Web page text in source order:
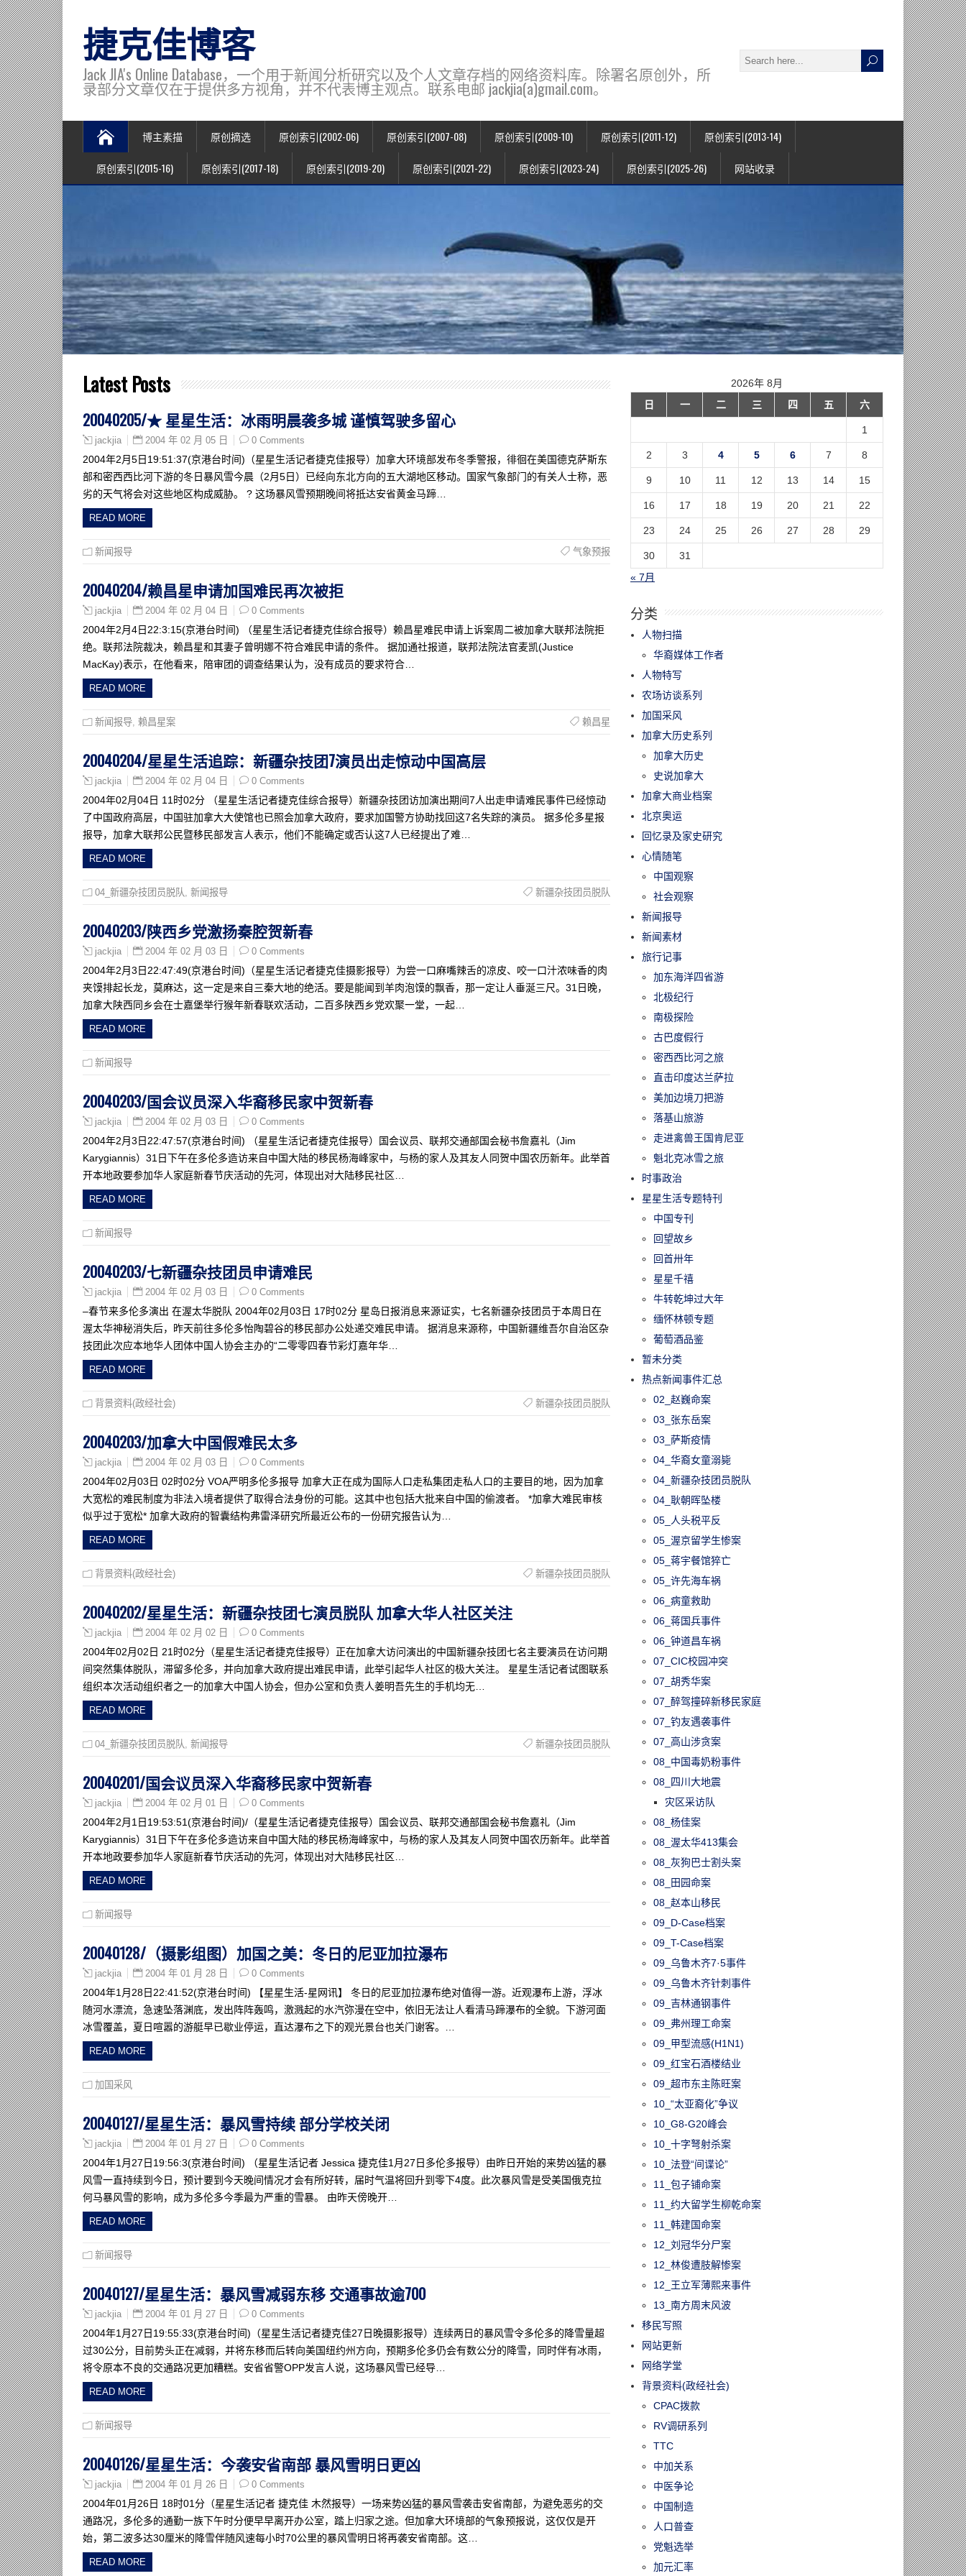
捷克佳博客
Jack JIA's Online Database，一个用于新闻分析研究以及个人文章存档的网络资料库。除署名原创外，所
录部分文章仅在于提供多方视角，并不代表博主观点。联系电邮 jackjia(a)gmail.com。
博主素描 原创摘选 原创索引(2002-06) 原创索引(2007-08) 原创索引(2009-10) 原创索引(2011-12) 原创索引(2013-14)
原创索引(2015-16) 原创索引(2017-18) 原创索引(2019-20) 原创索引(2021-22) 原创索引(2023-24) 原创索引(2025-26) 网站收录
Latest Posts
20040205/★ 星星生活：冰雨明晨袭多城 谨慎驾驶多留心
jackjia 2004 年 02 月 05 日 0 Comments
2004年2月5日19:51:37(京港台时间)（星星生活记者捷克佳报导）加拿大环境部发布冬季警报，徘徊在美国德克萨斯东
部和密西西比河下游的冬日暴风雪今晨（2月5日）已经向东北方向的五大湖地区移动。国家气象部门的有关人士称，恶
劣的天气将会对这些地区构成威胁。 ? 这场暴风雪预期晚间将抵达安省黄金马蹄…
READ MORE
新闻报导 气象预报
20040204/赖昌星申请加国难民再次被拒
jackjia 2004 年 02 月 04 日 0 Comments
2004年2月4日22:3:15(京港台时间) （星星生活记者捷克佳综合报导）赖昌星难民申请上诉案周二被加拿大联邦法院拒
绝。联邦法院裁决，赖昌星和其妻子曾明娜不符合难民申请的条件。 据加通社报道，联邦法院法官麦凯(Justice
MacKay)表示，在他看来，陪审团的调查结果认为，没有成员的要求符合…
READ MORE
新闻报导 赖昌星案 赖昌星
20040204/星星生活追踪：新疆杂技团7演员出走惊动中国高层
jackjia 2004 年 02 月 04 日 0 Comments
2004年02月04日 11时02分 （星星生活记者捷克佳综合报导）新疆杂技团访加演出期间7人出走申请难民事件已经惊动
了中国政府高层，中国驻加拿大大使馆也已照会加拿大政府，要求加国警方协助找回这7名失踪的演员。 据多伦多星报
报导，加拿大联邦公民暨移民部发言人表示，他们不能确定或否认这7人已经提出了难…
READ MORE
04_新疆杂技团员脱队 新闻报导 新疆杂技团员脱队
20040203/陕西乡党激扬秦腔贺新春
jackjia 2004 年 02 月 03 日 0 Comments
2004年2月3日22:47:49(京港台时间)（星星生活记者捷克佳摄影报导）为尝一口麻嘴辣舌的凉皮、咬一口汁浓味香的肉
夹馍排起长龙，莫麻达，这一定是来自三秦大地的绝活。要是能闻到羊肉泡馍的飘香，那一定让人垂涎三尺。31日晚，
加拿大陕西同乡会在士嘉堡举行猴年新春联欢活动，二百多陕西乡党欢聚一堂，一起…
READ MORE
新闻报导
20040203/国会议员深入华裔移民家中贺新春
jackjia 2004 年 02 月 03 日 0 Comments
2004年2月3日22:47:57(京港台时间) （星星生活记者捷克佳报导）国会议员、联邦交通部国会秘书詹嘉礼（Jim
Karygiannis）31日下午在多伦多造访来自中国大陆的移民杨海峰家中，与杨的家人及其友人同贺中国农历新年。此举首
开本地政要参加华人家庭新春节庆活动的先河，体现出对大陆移民社区…
READ MORE
新闻报导
20040203/七新疆杂技团员申请难民
jackjia 2004 年 02 月 03 日 0 Comments
–春节来多伦多演出 在渥太华脱队 2004年02月03日 17时02分 星岛日报消息来源证实，七名新疆杂技团员于本周日在
渥太华神秘消失后，昨天前往多伦多怡陶碧谷的移民部办公处递交难民申请。 据消息来源称，中国新疆维吾尔自治区杂
技团此次应本地华人团体中国人协会主办的“二零零四春节彩灯嘉年华…
READ MORE
背景资料(政经社会) 新疆杂技团员脱队
20040203/加拿大中国假难民太多
jackjia 2004 年 02 月 03 日 0 Comments
2004年02月03日 02时02分 VOA严明多伦多报导 加拿大正在成为国际人口走私集团走私人口的主要目的地，因为加拿
大宽松的难民制度为非法入境者提供了取得合法身份的可能。这其中也包括大批来自中国的偷渡者。 *加拿大难民审核
似乎过于宽松* 加拿大政府的智囊结构弗雷泽研究所最近公布的一份研究报告认为…
READ MORE
背景资料(政经社会) 新疆杂技团员脱队
20040202/星星生活：新疆杂技团七演员脱队 加拿大华人社区关注
jackjia 2004 年 02 月 02 日 0 Comments
2004年02月02日 21时02分（星星生活记者捷克佳报导）正在加拿大访问演出的中国新疆杂技团七名主要演员在访问期
间突然集体脱队，滞留多伦多，并向加拿大政府提出难民申请，此举引起华人社区的极大关注。 星星生活记者试图联系
组织本次活动组织者之一的加拿大中国人协会，但办公室和负责人姜明吾先生的手机均无…
READ MORE
04_新疆杂技团员脱队 新闻报导 新疆杂技团员脱队
20040201/国会议员深入华裔移民家中贺新春
jackjia 2004 年 02 月 01 日 0 Comments
2004年2月1日19:53:51(京港台时间)/（星星生活记者捷克佳报导）国会议员、联邦交通部国会秘书詹嘉礼（Jim
Karygiannis）31日下午在多伦多造访来自中国大陆的移民杨海峰家中，与杨的家人及其友人同贺中国农历新年。此举首
开本地政要参加华人家庭新春节庆活动的先河，体现出对大陆移民社区…
READ MORE
新闻报导
20040128/（摄影组图）加国之美：冬日的尼亚加拉瀑布
jackjia 2004 年 01 月 28 日 0 Comments
2004年1月28日22:41:52(京港台时间) 【星星生活-星网讯】 冬日的尼亚加拉瀑布绝对值得一游。近观瀑布上游，浮冰
随河水漂流，急速坠落渊底，发出阵阵轰鸣，激溅起的水汽弥漫在空中，依旧无法让人看清马蹄瀑布的全貌。下游河面
冰雪覆盖，夏日喧嚣的游艇早已歇业停运，直达瀑布之下的观光景台也关门谢客。…
READ MORE
加国采风
20040127/星星生活：暴风雪持续 部分学校关闭
jackjia 2004 年 01 月 27 日 0 Comments
2004年1月27日19:56:3(京港台时间) （星星生活记者 Jessica 捷克佳1月27日多伦多报导）由昨日开始的来势凶猛的暴
风雪一直持续到今日，预计要到今天晚间情况才会有所好转，届时气温将回升到零下4度。此次暴风雪是受美国俄克拉
何马暴风雪的影响，成为多伦多今季最为严重的雪暴。 由昨天傍晚开…
READ MORE
新闻报导
20040127/星星生活：暴风雪减弱东移 交通事故逾700
jackjia 2004 年 01 月 27 日 0 Comments
2004年1月27日19:55:33(京港台时间)（星星生活记者捷克佳27日晚摄影报导）连续两日的暴风雪令多伦多的降雪量超
过30公分，目前势头正在减弱，并将东移而后转向美国纽约州方向，预期多伦多仍会有数公分的降雪，同时伴有冰雨，
将令原本不良的交通路况更加糟糕。安省省警OPP发言人说，这场暴风雪已经导…
READ MORE
新闻报导
20040126/星星生活：今袭安省南部 暴风雪明日更凶
jackjia 2004 年 01 月 26 日 0 Comments
2004年01月26日 18时01分（星星生活记者 捷克佳 木然报导）一场来势凶猛的暴风雪袭击安省南部，为避免恶劣的交
通路况，多伦多的通勤一族下午时分便早早离开办公室，踏上归家之途。但加拿大环境部的气象预报说，这仅仅是开
始，第二波多达30厘米的降雪伴随风速每小时70公里的暴风雪明日将再袭安省南部。这…
READ MORE
2026年 8月
日
一 二 三 四 五 六
1
2 3 4 5 6 7 8
9 10 11 12 13 14 15
16 17 18 19 20 21 22
23 24 25 26 27 28 29
30
31
« 7月
分类
人物扫描
华裔媒体工作者
人物特写
农场访谈系列
加国采风
加拿大历史系列
加拿大历史
史说加拿大
加拿大商业档案
北京奥运
回忆录及家史研究
心情随笔
中国观察
社会观察
新闻报导
新闻素材
旅行记事
加东海洋四省游
北极纪行
南极探险
古巴度假行
密西西比河之旅
直击印度达兰萨拉
美加边境刀把游
落基山旅游
走进禽兽王国肯尼亚
魁北克冰雪之旅
时事政治
星星生活专题特刊
中国专刊
回望故乡
回首卅年
星星千禧
牛转乾坤过大年
缅怀林顿专题
葡萄酒品鉴
暂未分类
热点新闻事件汇总
02_赵巍命案
03_张东岳案
03_萨斯疫情
04_华裔女童溺毙
04_新疆杂技团员脱队
04_耿朝晖坠楼
05_人头税平反
05_渥京留学生惨案
05_蒋宇餐馆猝亡
05_许先海车祸
06_病童救助
06_蒋国兵事件
06_钟道昌车祸
07_CIC校园冲突
07_胡秀华案
07_醉驾撞碎新移民家庭
07_钓友遇袭事件
07_高山涉贪案
08_中国毒奶粉事件
08_四川大地震
灾区采访队
08_杨佳案
08_渥太华413集会
08_灰狗巴士割头案
08_田园命案
08_赵本山移民
09_D-Case档案
09_T-Case档案
09_乌鲁木齐7·5事件
09_乌鲁木齐针刺事件
09_吉林通钢事件
09_弗州理工命案
09_甲型流感(H1N1)
09_红宝石酒楼结业
09_超市东主陈旺案
10_“太亚裔化”争议
10_G8-G20峰会
10_十字弩射杀案
10_法登“间谍论”
11_包子铺命案
11_约大留学生柳乾命案
11_韩建国命案
12_刘冠华分尸案
12_林俊遭肢解惨案
12_王立军薄熙来事件
13_南方周末风波
移民写照
网站更新
网络学堂
背景资料(政经社会)
CPAC拨款
RV调研系列
TTC
中加关系
中医争论
中国制造
人口普查
党魁选举
加元汇率